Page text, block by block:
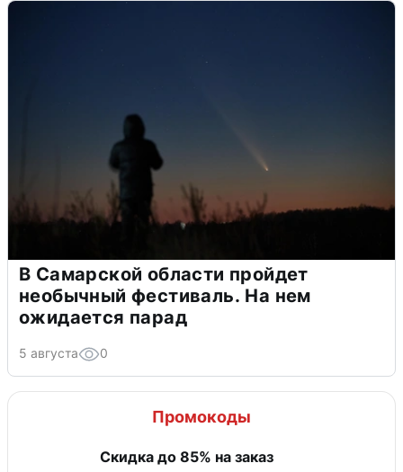
В Самарской области пройдет
необычный фестиваль. На нем
ожидается парад
5 августа 0
Промокоды
Скидка до 85% на заказ